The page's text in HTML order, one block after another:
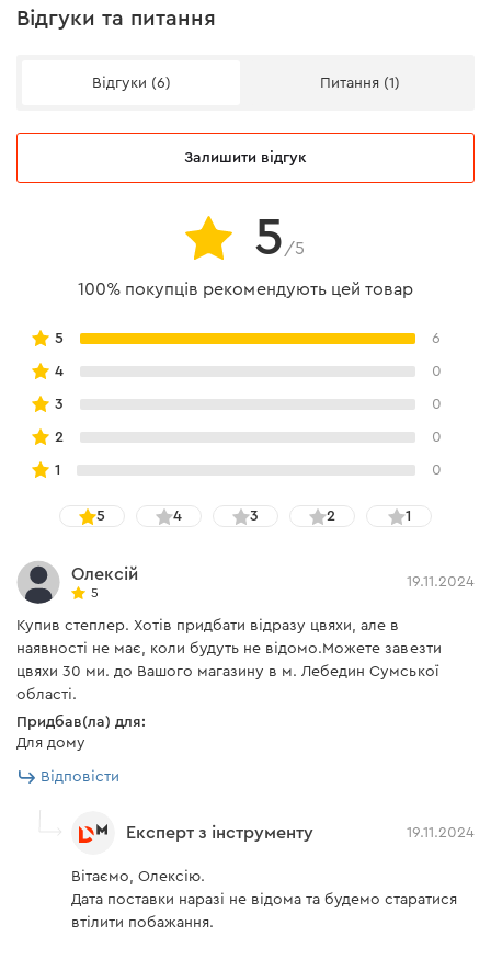
Відгуки та питання
Відгуки (6) Питання (1)
Залишити відгук
5 /5
100% покупців рекомендують цей товар
5 6
4 0
3 0
2 0
1 0
5 4 3 2 1
Олексій
5
19.11.2024
Купив степлер. Хотів придбати відразу цвяхи, але в
наявності не має, коли будуть не відомо.Можете завезти
цвяхи 30 ми. до Вашого магазину в м. Лебедин Сумської
області.
Придбав(ла) для:
Для дому
Відповісти
Експерт з інструменту 19.11.2024
Вітаємо, Олексію.
Дата поставки наразі не відома та будемо старатися
втілити побажання.